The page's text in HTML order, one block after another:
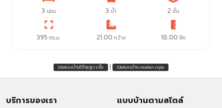
3 นอน 3 น้ำ 2 ชั้น
395 ตร.ม. 21.00 กว้าง 18.00 ลึก
รวมแบบบ้านใต้ถุนสูง 2 ชั้น | รวมแบบบ้าน modern style
บริการของเรา แบบบ้านตามสไตล์